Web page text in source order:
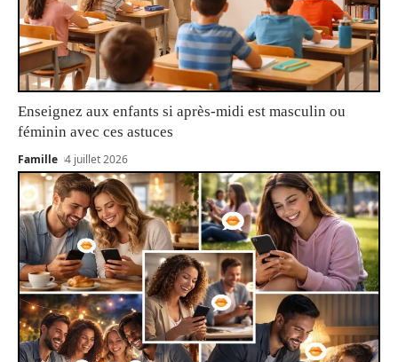
Enseignez aux enfants si après-midi est masculin ou
féminin avec ces astuces
Famille 4 juillet 2026